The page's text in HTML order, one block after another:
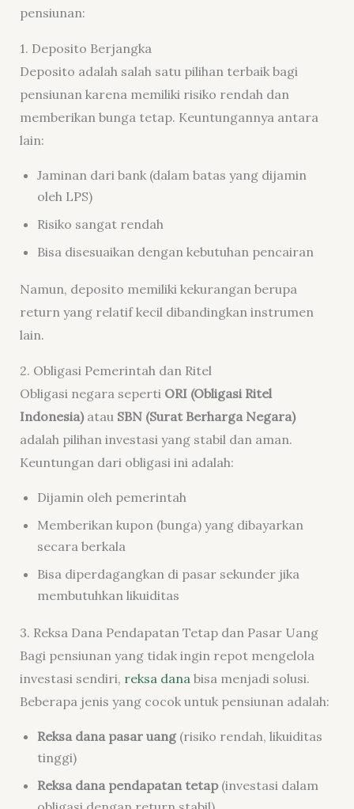
pensiunan:
1. Deposito Berjangka
Deposito adalah salah satu pilihan terbaik bagi
pensiunan karena memiliki risiko rendah dan
memberikan bunga tetap. Keuntungannya antara
lain:
Jaminan dari bank (dalam batas yang dijamin
oleh LPS)
Risiko sangat rendah
Bisa disesuaikan dengan kebutuhan pencairan
Namun, deposito memiliki kekurangan berupa
return yang relatif kecil dibandingkan instrumen
lain.
2. Obligasi Pemerintah dan Ritel
Obligasi negara seperti ORI (Obligasi Ritel
Indonesia)atau SBN (Surat Berharga Negara)
adalah pilihan investasi yang stabil dan aman.
Keuntungan dari obligasi ini adalah:
Dijamin oleh pemerintah
Memberikan kupon (bunga) yang dibayarkan
secara berkala
Bisa diperdagangkan di pasar sekunder jika
membutuhkan likuiditas
3. Reksa Dana Pendapatan Tetap dan Pasar Uang
Bagi pensiunan yang tidak ingin repot mengelola
investasi sendiri, reksa danabisa menjadi solusi.
Beberapa jenis yang cocok untuk pensiunan adalah:
Reksa dana pasar uang(risiko rendah, likuiditas
tinggi)
Reksa dana pendapatan tetap(investasi dalam